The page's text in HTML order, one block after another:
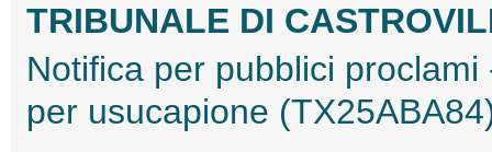
TRIBUNALE DI
Notifica per pubblici
per usucapione